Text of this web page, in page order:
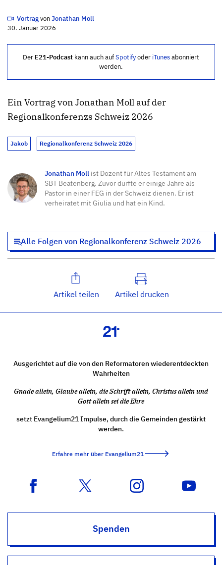
VortragvonJonathan Moll
30. Januar 2026
Der E21-Podcast kann auch aufSpotifyoder iTunesabonniert
werden.
Ein Vortrag von Jonathan Moll auf der
Regionalkonferenzs Schweiz 2026
Jakob Regionalkonferenz Schweiz 2026
Jonathan Moll ist Dozent für Altes Testament am
SBT Beatenberg. Zuvor durfte er einige Jahre als
Pastor in einer FEG in der Schweiz dienen. Er ist
verheiratet mit Giulia und hat ein Kind.
Alle Folgen von Regionalkonferenz Schweiz 2026
Artikel teilen Artikel drucken
Ausgerichtet auf die von den Reformatoren wiederentdeckten
Wahrheiten
Gnade allein, Glaube allein, die Schrift allein, Christus allein und
Gott allein sei die Ehre
setzt Evangelium21 Impulse, durch die Gemeinden gestärkt
werden.
Erfahre mehr über Evangelium21
Spenden